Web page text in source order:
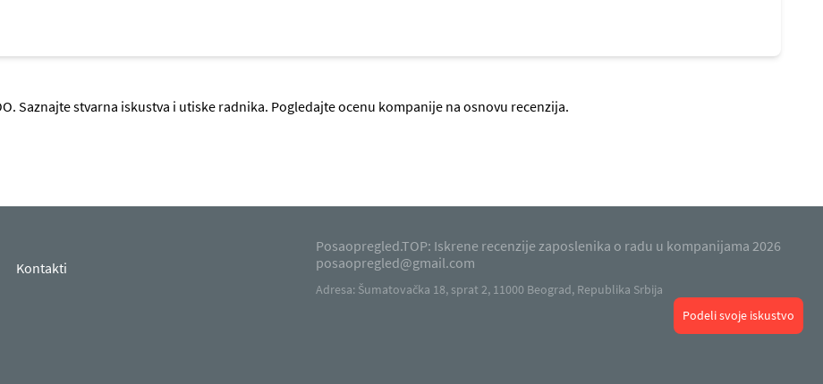
Saznajte stvarna iskustva i utiske radnika. Pogledajte ocenu kompanije na osnovu recenzija.
Podeli svoje iskustvo
Kontakti
Posaopregled.TOP: Iskrene recenzije zaposlenika o radu u kompanijama 2026
posaopregled@gmail.com
Adresa: Šumatovačka 18, sprat 2, 11000 Beograd, Republika Srbija